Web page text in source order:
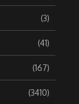
(3)
(41)
(167)
(3410)